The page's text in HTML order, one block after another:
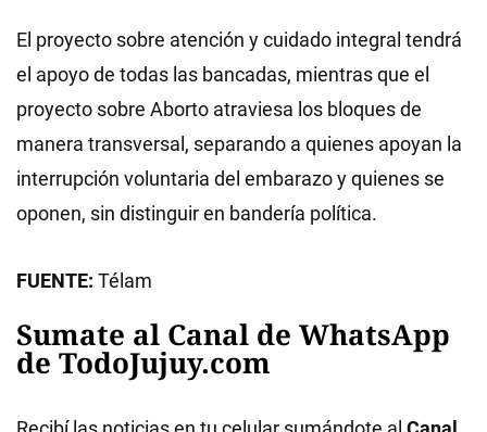
El proyecto sobre atención y cuidado integral tendrá
el apoyo de todas las bancadas, mientras que el
proyecto sobre Aborto atraviesa los bloques de
manera transversal, separando a quienes apoyan la
interrupción voluntaria del embarazo y quienes se
oponen, sin distinguir en bandería política.
FUENTE: Télam
Sumate al Canal de WhatsApp
de TodoJujuy.com